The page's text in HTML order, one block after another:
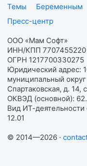
Темы
Беременным
Пресс-центр
ООО «Мам Софт»
ИНН/КПП 7707455220
ОГРН 1217700330275
Юридический адрес:
муниципальный
Спартаковская, д.
ОКВЭД (основной):
Вид ИТ-
12.01
© 2014—2026 ·